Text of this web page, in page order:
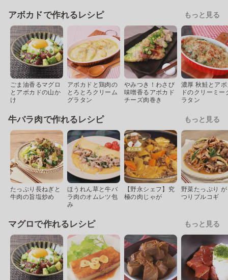
アボカドで作れるレシピ もっと見る
ごま油香るマグロ
とアボカドの山か
け
アボカドと鶏肉の
とろとろクリーム
グラタン
やみつき！わさび
味噌香るアボカド
チーズ肉巻き
濃厚 秋鮭とア
ドのクリーミー
ラタン
牛バラ肉で作れるレシピ もっと見る
たっぷり長ねぎと
牛肉の旨塩炒め
ほうれん草と牛バ
ラ肉のオムレツ包
み
【野永シェフ】究
極の肉じゃが
野菜たっぷり
つりプルコギ
マグロで作れるレシピ もっと見る